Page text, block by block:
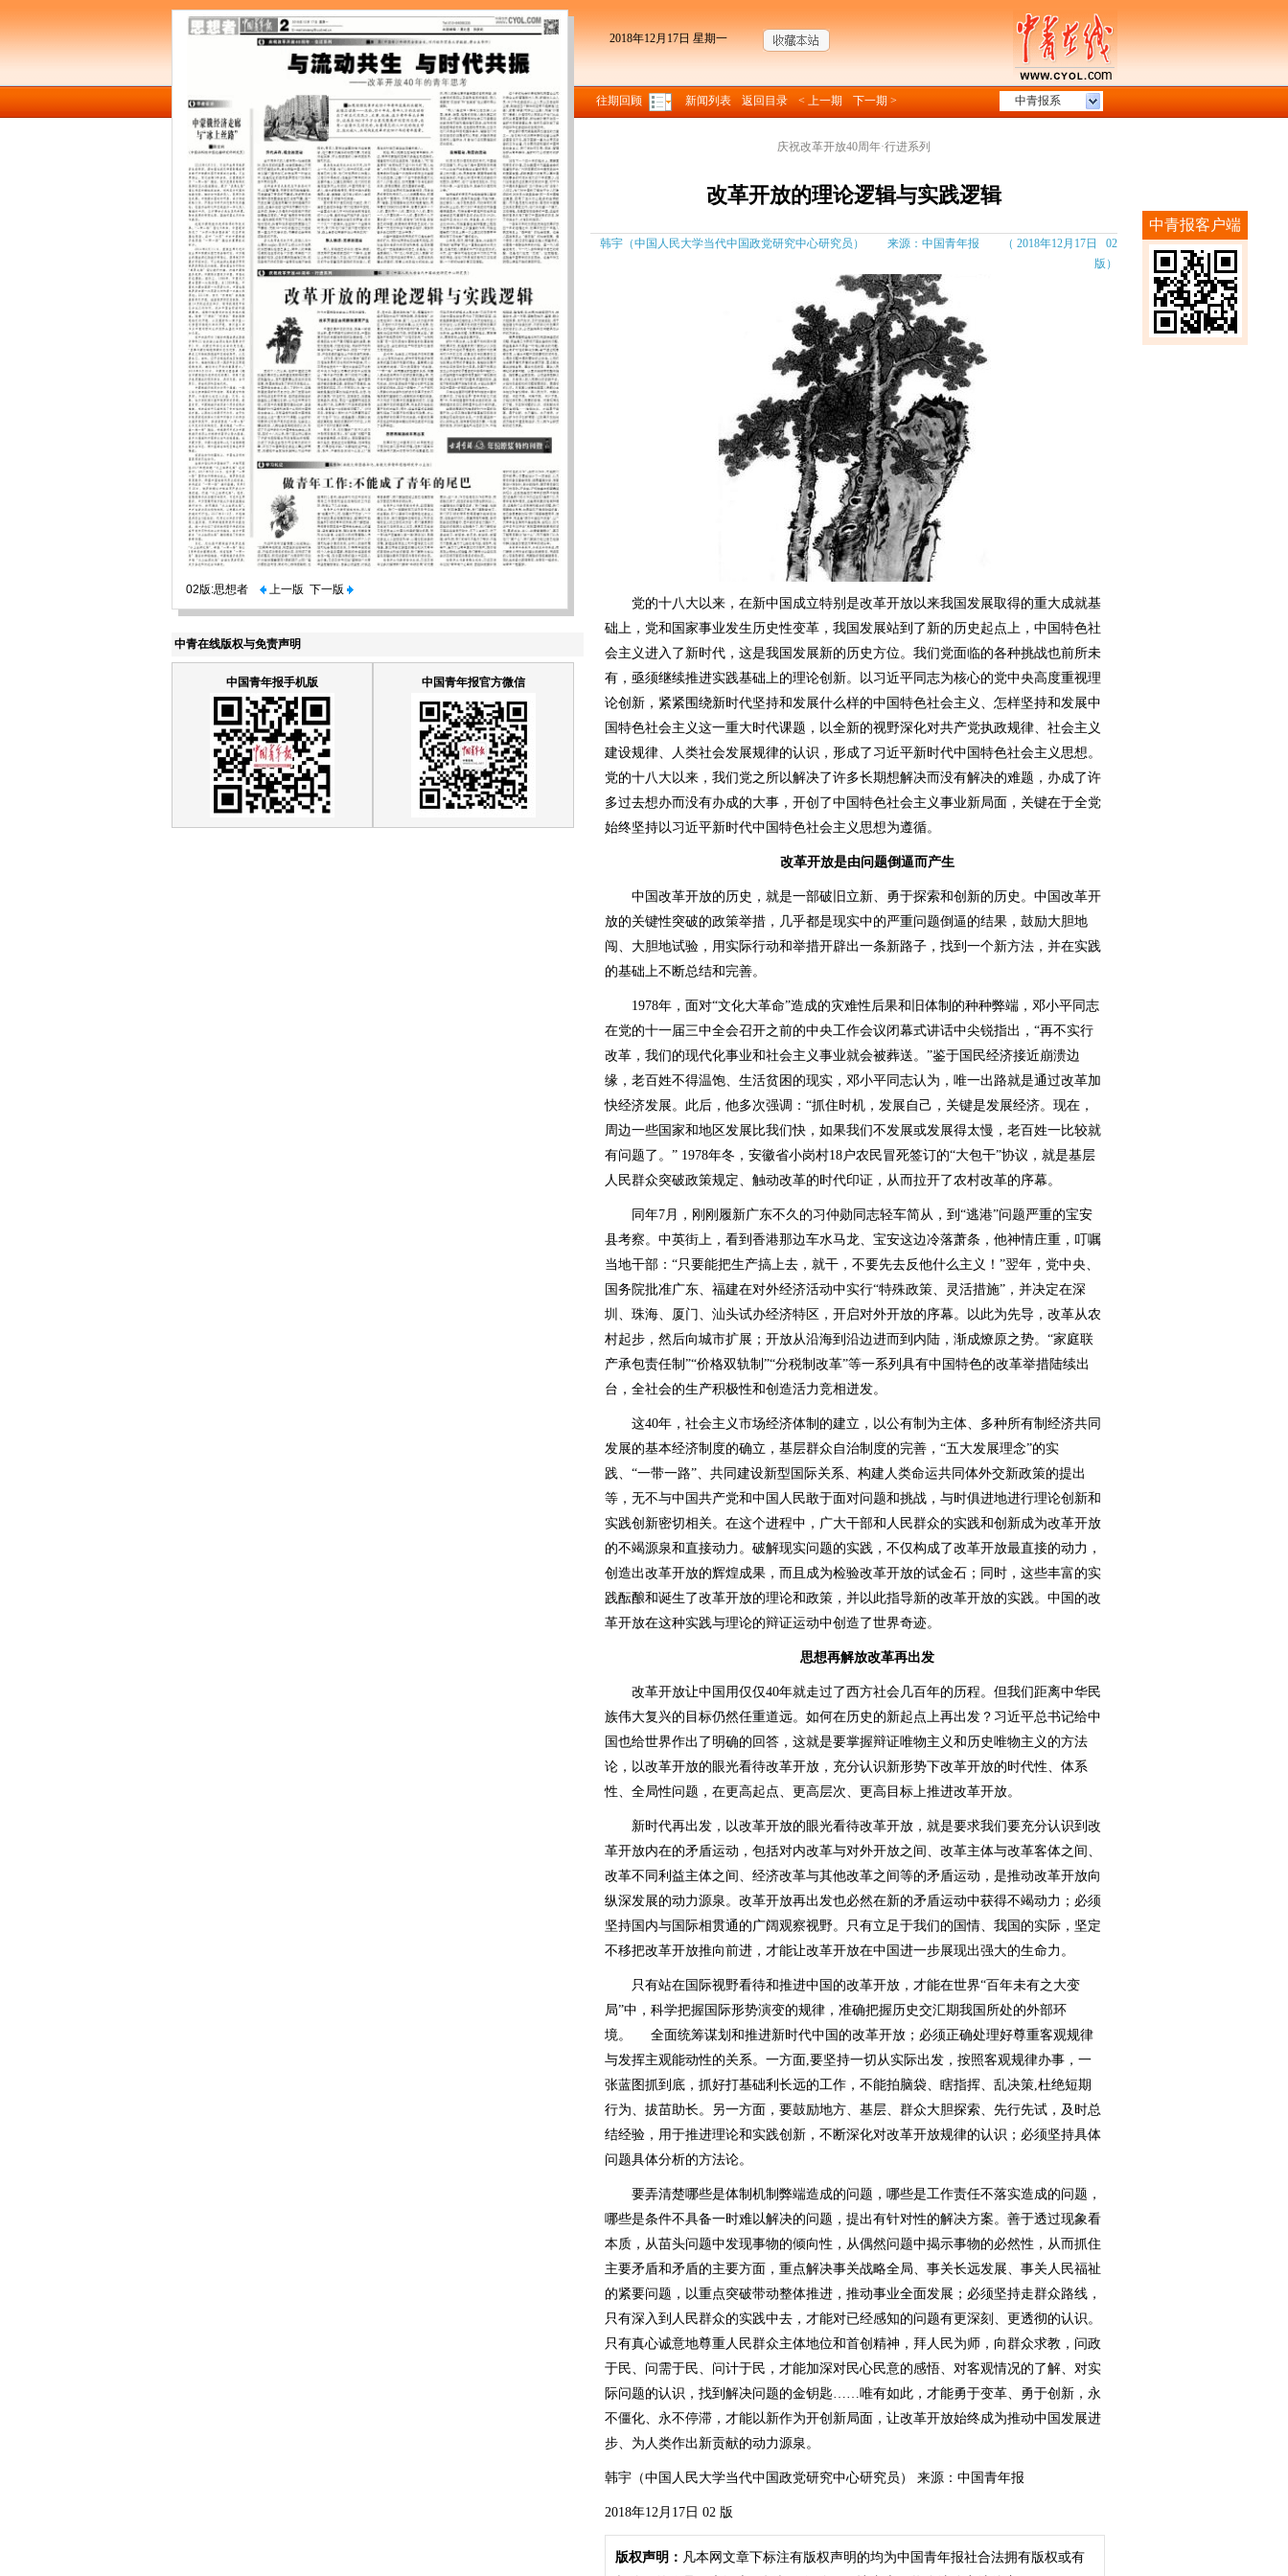
中青报客户端
02版:思想者 上一版 下一版
中青在线版权与免责声明
中国青年报手机版 中国青年报官方微信
2018年12月17日 星期一
往期回顾 新闻列表 返回目录 < 上一期 下一期 > 中青报系
庆祝改革开放40周年·行进系列
改革开放的理论逻辑与实践逻辑
韩宇（中国人民大学当代中国政党研究中心研究员） 来源：中国青年报 （ 2018年12月17日 02
版）
党的十八大以来，在新中国成立特别是改革开放以来我国发展取得的重大成就基
础上，党和国家事业发生历史性变革，我国发展站到了新的历史起点上，中国特色社
会主义进入了新时代，这是我国发展新的历史方位。我们党面临的各种挑战也前所未
有，亟须继续推进实践基础上的理论创新。以习近平同志为核心的党中央高度重视理
论创新，紧紧围绕新时代坚持和发展什么样的中国特色社会主义、怎样坚持和发展中
国特色社会主义这一重大时代课题，以全新的视野深化对共产党执政规律、社会主义
建设规律、人类社会发展规律的认识，形成了习近平新时代中国特色社会主义思想。
党的十八大以来，我们党之所以解决了许多长期想解决而没有解决的难题，办成了许
多过去想办而没有办成的大事，开创了中国特色社会主义事业新局面，关键在于全党
始终坚持以习近平新时代中国特色社会主义思想为遵循。
改革开放是由问题倒逼而产生
中国改革开放的历史，就是一部破旧立新、勇于探索和创新的历史。中国改革开
放的关键性突破的政策举措，几乎都是现实中的严重问题倒逼的结果，鼓励大胆地
闯、大胆地试验，用实际行动和举措开辟出一条新路子，找到一个新方法，并在实践
的基础上不断总结和完善。
1978年，面对“文化大革命”造成的灾难性后果和旧体制的种种弊端，邓小平同志
在党的十一届三中全会召开之前的中央工作会议闭幕式讲话中尖锐指出，“再不实行
改革，我们的现代化事业和社会主义事业就会被葬送。”鉴于国民经济接近崩溃边
缘，老百姓不得温饱、生活贫困的现实，邓小平同志认为，唯一出路就是通过改革加
快经济发展。此后，他多次强调：“抓住时机，发展自己，关键是发展经济。现在，
周边一些国家和地区发展比我们快，如果我们不发展或发展得太慢，老百姓一比较就
有问题了。” 1978年冬，安徽省小岗村18户农民冒死签订的“大包干”协议，就是基层
人民群众突破政策规定、触动改革的时代印证，从而拉开了农村改革的序幕。
同年7月，刚刚履新广东不久的习仲勋同志轻车简从，到“逃港”问题严重的宝安
县考察。中英街上，看到香港那边车水马龙、宝安这边冷落萧条，他神情庄重，叮嘱
当地干部：“只要能把生产搞上去，就干，不要先去反他什么主义！”翌年，党中央、
国务院批准广东、福建在对外经济活动中实行“特殊政策、灵活措施”，并决定在深
圳、珠海、厦门、汕头试办经济特区，开启对外开放的序幕。以此为先导，改革从农
村起步，然后向城市扩展；开放从沿海到沿边进而到内陆，渐成燎原之势。“家庭联
产承包责任制”“价格双轨制”“分税制改革”等一系列具有中国特色的改革举措陆续出
台，全社会的生产积极性和创造活力竞相迸发。
这40年，社会主义市场经济体制的建立，以公有制为主体、多种所有制经济共同
发展的基本经济制度的确立，基层群众自治制度的完善，“五大发展理念”的实
践、“一带一路”、共同建设新型国际关系、构建人类命运共同体外交新政策的提出
等，无不与中国共产党和中国人民敢于面对问题和挑战，与时俱进地进行理论创新和
实践创新密切相关。在这个进程中，广大干部和人民群众的实践和创新成为改革开放
的不竭源泉和直接动力。破解现实问题的实践，不仅构成了改革开放最直接的动力，
创造出改革开放的辉煌成果，而且成为检验改革开放的试金石；同时，这些丰富的实
践酝酿和诞生了改革开放的理论和政策，并以此指导新的改革开放的实践。中国的改
革开放在这种实践与理论的辩证运动中创造了世界奇迹。
思想再解放改革再出发
改革开放让中国用仅仅40年就走过了西方社会几百年的历程。但我们距离中华民
族伟大复兴的目标仍然任重道远。如何在历史的新起点上再出发？习近平总书记给中
国也给世界作出了明确的回答，这就是要掌握辩证唯物主义和历史唯物主义的方法
论，以改革开放的眼光看待改革开放，充分认识新形势下改革开放的时代性、体系
性、全局性问题，在更高起点、更高层次、更高目标上推进改革开放。
新时代再出发，以改革开放的眼光看待改革开放，就是要求我们要充分认识到改
革开放内在的矛盾运动，包括对内改革与对外开放之间、改革主体与改革客体之间、
改革不同利益主体之间、经济改革与其他改革之间等的矛盾运动，是推动改革开放向
纵深发展的动力源泉。改革开放再出发也必然在新的矛盾运动中获得不竭动力；必须
坚持国内与国际相贯通的广阔观察视野。只有立足于我们的国情、我国的实际，坚定
不移把改革开放推向前进，才能让改革开放在中国进一步展现出强大的生命力。
只有站在国际视野看待和推进中国的改革开放，才能在世界“百年未有之大变
局”中，科学把握国际形势演变的规律，准确把握历史交汇期我国所处的外部环
境。 全面统筹谋划和推进新时代中国的改革开放；必须正确处理好尊重客观规律
与发挥主观能动性的关系。一方面,要坚持一切从实际出发，按照客观规律办事，一
张蓝图抓到底，抓好打基础利长远的工作，不能拍脑袋、瞎指挥、乱决策,杜绝短期
行为、拔苗助长。另一方面，要鼓励地方、基层、群众大胆探索、先行先试，及时总
结经验，用于推进理论和实践创新，不断深化对改革开放规律的认识；必须坚持具体
问题具体分析的方法论。
要弄清楚哪些是体制机制弊端造成的问题，哪些是工作责任不落实造成的问题，
哪些是条件不具备一时难以解决的问题，提出有针对性的解决方案。善于透过现象看
本质，从苗头问题中发现事物的倾向性，从偶然问题中揭示事物的必然性，从而抓住
主要矛盾和矛盾的主要方面，重点解决事关战略全局、事关长远发展、事关人民福祉
的紧要问题，以重点突破带动整体推进，推动事业全面发展；必须坚持走群众路线，
只有深入到人民群众的实践中去，才能对已经感知的问题有更深刻、更透彻的认识。
只有真心诚意地尊重人民群众主体地位和首创精神，拜人民为师，向群众求教，问政
于民、问需于民、问计于民，才能加深对民心民意的感悟、对客观情况的了解、对实
际问题的认识，找到解决问题的金钥匙……唯有如此，才能勇于变革、勇于创新，永
不僵化、永不停滞，才能以新作为开创新局面，让改革开放始终成为推动中国发展进
步、为人类作出新贡献的动力源泉。
韩宇（中国人民大学当代中国政党研究中心研究员） 来源：中国青年报
2018年12月17日 02 版
版权声明： 凡本网文章下标注有版权声明的均为中国青年报社合法拥有版权或有